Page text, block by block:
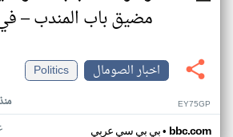
مضيق باب المندب –
اخبار الصومال
Politics
منذ EY75GP
بي بي سي عربي• bbc.com